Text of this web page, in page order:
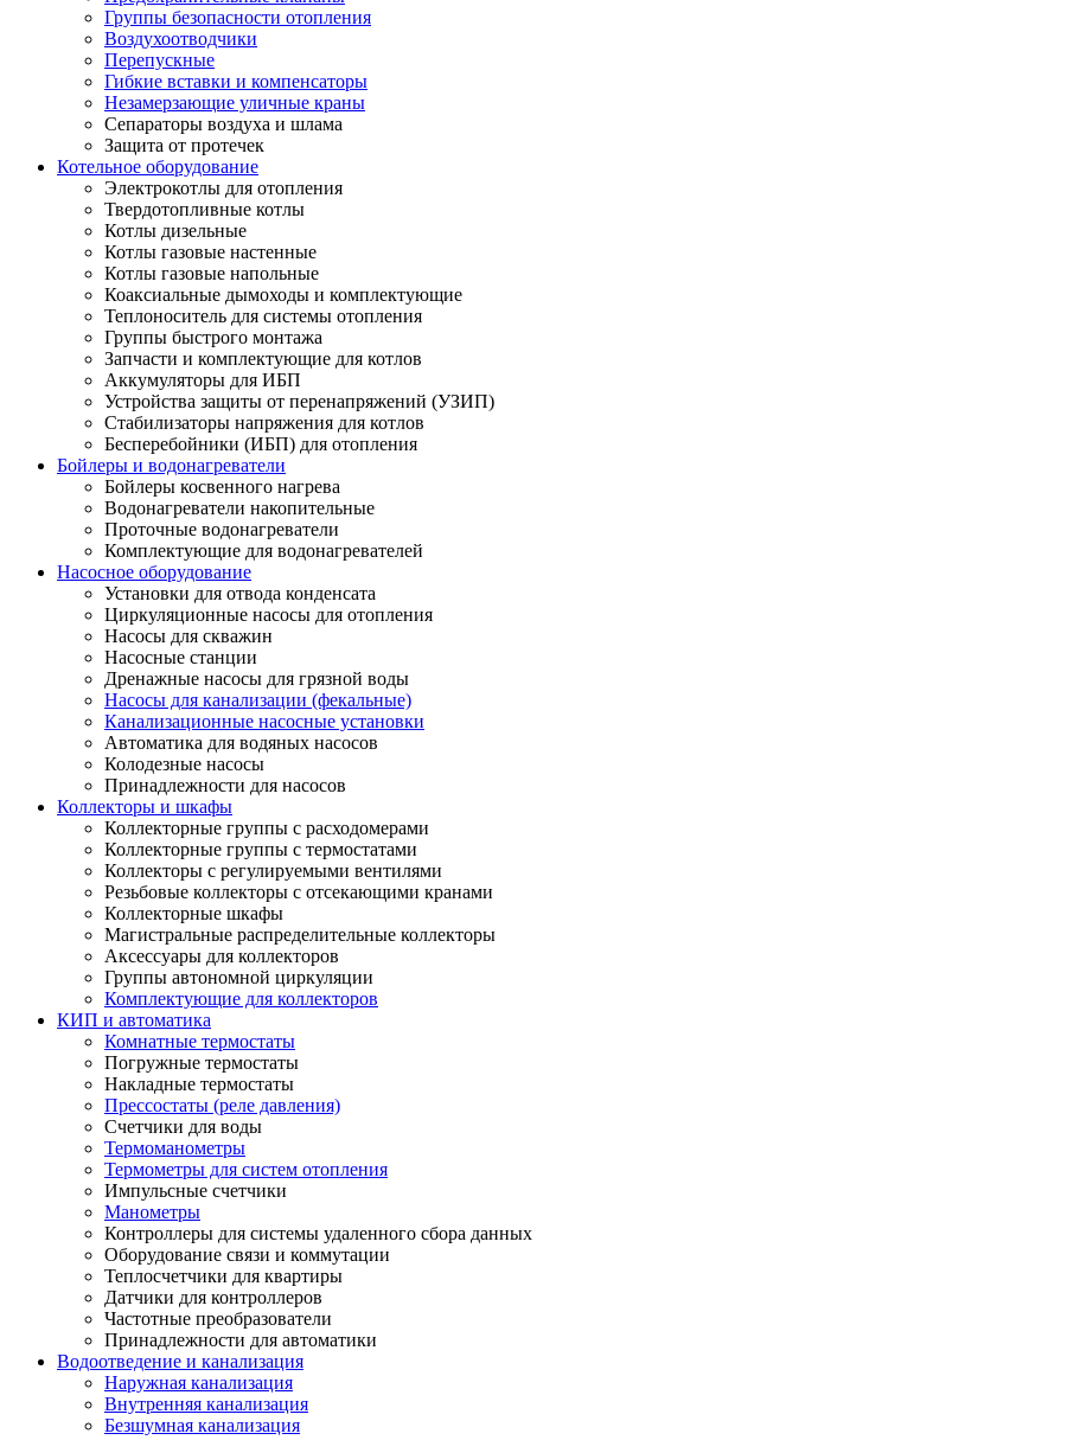
Группы безопасности отопления
Воздухоотводчики
Перепускные
Гибкие вставки и компенсаторы
Незамерзающие уличные краны
Сепараторы воздуха и шлама
Защита от протечек
Котельное оборудование
Электрокотлы для отопления
Твердотопливные котлы
Котлы дизельные
Котлы газовые настенные
Котлы газовые напольные
Коаксиальные дымоходы и комплектующие
Теплоноситель для системы отопления
Группы быстрого монтажа
Запчасти и комплектующие для котлов
Аккумуляторы для ИБП
Устройства защиты от перенапряжений (УЗИП)
Стабилизаторы напряжения для котлов
Бесперебойники (ИБП) для отопления
Бойлеры и водонагреватели
Бойлеры косвенного нагрева
Водонагреватели накопительные
Проточные водонагреватели
Комплектующие для водонагревателей
Насосное оборудование
Установки для отвода конденсата
Циркуляционные насосы для отопления
Насосы для скважин
Насосные станции
Дренажные насосы для грязной воды
Насосы для канализации (фекальные)
Канализационные насосные установки
Автоматика для водяных насосов
Колодезные насосы
Принадлежности для насосов
Коллекторы и шкафы
Коллекторные группы с расходомерами
Коллекторные группы с термостатами
Коллекторы с регулируемыми вентилями
Резьбовые коллекторы с отсекающими кранами
Коллекторные шкафы
Магистральные распределительные коллекторы
Аксессуары для коллекторов
Группы автономной циркуляции
Комплектующие для коллекторов
КИП и автоматика
Комнатные термостаты
Погружные термостаты
Накладные термостаты
Прессостаты (реле давления)
Счетчики для воды
Термоманометры
Термометры для систем отопления
Импульсные счетчики
Манометры
Контроллеры для системы удаленного сбора данных
Оборудование связи и коммутации
Теплосчетчики для квартиры
Датчики для контроллеров
Частотные преобразователи
Принадлежности для автоматики
Водоотведение и канализация
Наружная канализация
Внутренняя канализация
Безшумная канализация